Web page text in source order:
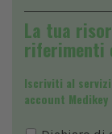
La tua
riferimenti
Iscriviti al
account Medikey